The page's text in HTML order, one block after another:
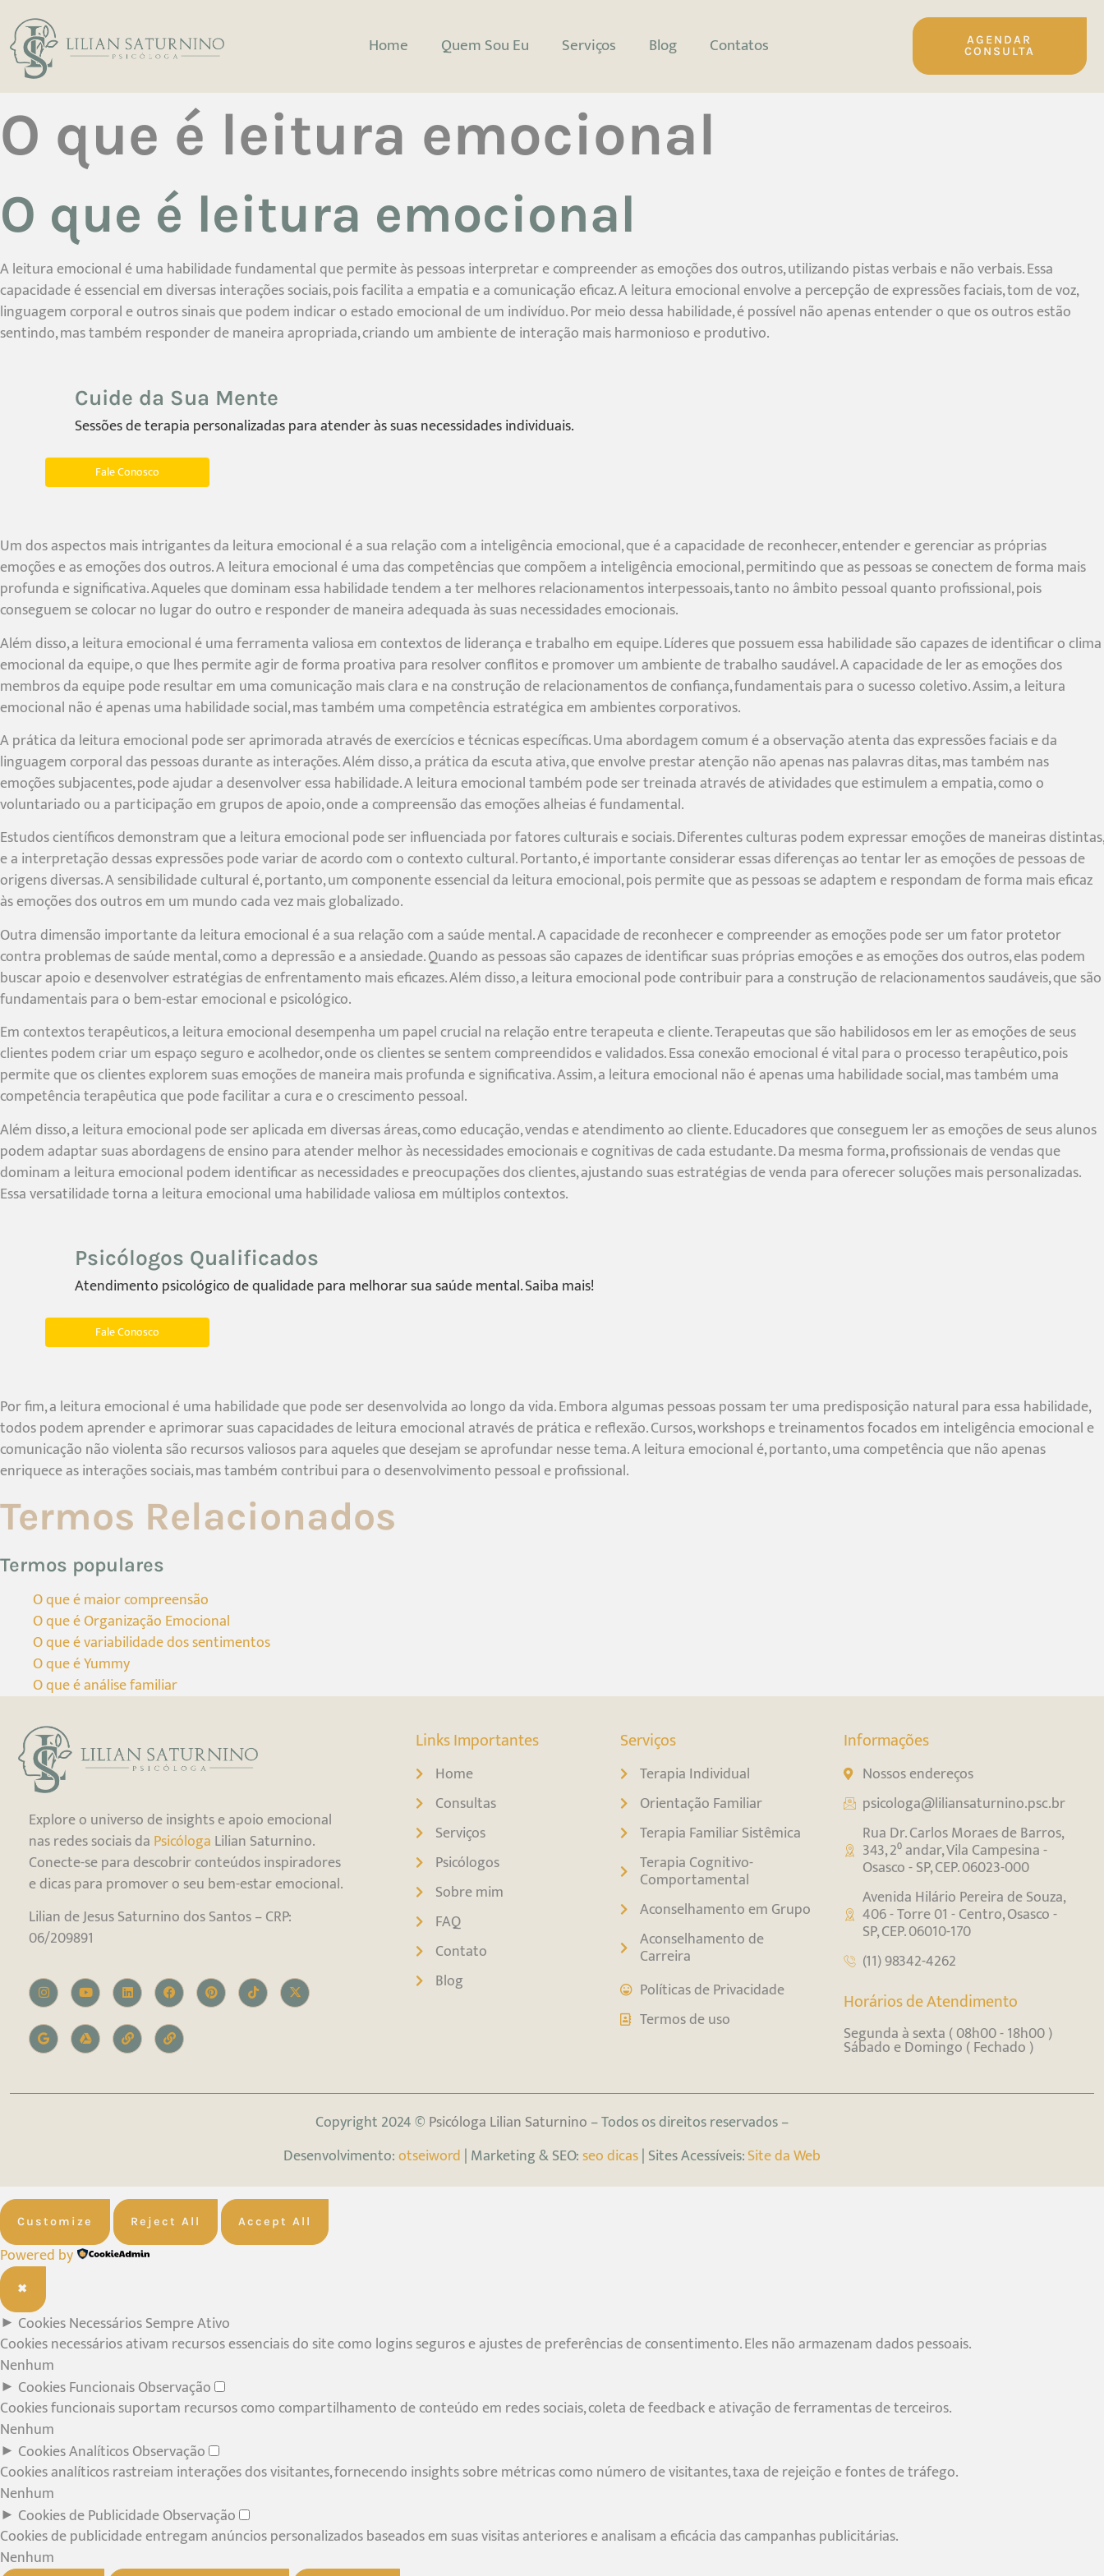
Home Quem Sou Eu Serviços Blog Contatos
AGENDAR
CONSULTA
O que é leitura emocional
O que é leitura emocional
A leitura emocional é uma habilidade fundamental que permite às pessoas interpretar e compreender as emoções dos outros, utilizando pistas verbais e não verbais. Essa
capacidade é essencial em diversas interações sociais, pois facilita a empatia e a comunicação eficaz. A leitura emocional envolve a percepção de expressões faciais, tom de voz,
linguagem corporal e outros sinais que podem indicar o estado emocional de um indivíduo. Por meio dessa habilidade, é possível não apenas entender o que os outros estão
sentindo, mas também responder de maneira apropriada, criando um ambiente de interação mais harmonioso e produtivo.
Cuide da Sua Mente
Sessões de terapia personalizadas para atender às suas necessidades individuais.
Fale Conosco
Um dos aspectos mais intrigantes da leitura emocional é a sua relação com a inteligência emocional, que é a capacidade de reconhecer, entender e gerenciar as próprias
emoções e as emoções dos outros. A leitura emocional é uma das competências que compõem a inteligência emocional, permitindo que as pessoas se conectem de forma mais
profunda e significativa. Aqueles que dominam essa habilidade tendem a ter melhores relacionamentos interpessoais, tanto no âmbito pessoal quanto profissional, pois
conseguem se colocar no lugar do outro e responder de maneira adequada às suas necessidades emocionais.
Além disso, a leitura emocional é uma ferramenta valiosa em contextos de liderança e trabalho em equipe. Líderes que possuem essa habilidade são capazes de identificar o clima
emocional da equipe, o que lhes permite agir de forma proativa para resolver conflitos e promover um ambiente de trabalho saudável. A capacidade de ler as emoções dos
membros da equipe pode resultar em uma comunicação mais clara e na construção de relacionamentos de confiança, fundamentais para o sucesso coletivo. Assim, a leitura
emocional não é apenas uma habilidade social, mas também uma competência estratégica em ambientes corporativos.
A prática da leitura emocional pode ser aprimorada através de exercícios e técnicas específicas. Uma abordagem comum é a observação atenta das expressões faciais e da
linguagem corporal das pessoas durante as interações. Além disso, a prática da escuta ativa, que envolve prestar atenção não apenas nas palavras ditas, mas também nas
emoções subjacentes, pode ajudar a desenvolver essa habilidade. A leitura emocional também pode ser treinada através de atividades que estimulem a empatia, como o
voluntariado ou a participação em grupos de apoio, onde a compreensão das emoções alheias é fundamental.
Estudos científicos demonstram que a leitura emocional pode ser influenciada por fatores culturais e sociais. Diferentes culturas podem expressar emoções de maneiras distintas,
e a interpretação dessas expressões pode variar de acordo com o contexto cultural. Portanto, é importante considerar essas diferenças ao tentar ler as emoções de pessoas de
origens diversas. A sensibilidade cultural é, portanto, um componente essencial da leitura emocional, pois permite que as pessoas se adaptem e respondam de forma mais eficaz
às emoções dos outros em um mundo cada vez mais globalizado.
Outra dimensão importante da leitura emocional é a sua relação com a saúde mental. A capacidade de reconhecer e compreender as emoções pode ser um fator protetor
contra problemas de saúde mental, como a depressão e a ansiedade. Quando as pessoas são capazes de identificar suas próprias emoções e as emoções dos outros, elas podem
buscar apoio e desenvolver estratégias de enfrentamento mais eficazes. Além disso, a leitura emocional pode contribuir para a construção de relacionamentos saudáveis, que são
fundamentais para o bem-estar emocional e psicológico.
Em contextos terapêuticos, a leitura emocional desempenha um papel crucial na relação entre terapeuta e cliente. Terapeutas que são habilidosos em ler as emoções de seus
clientes podem criar um espaço seguro e acolhedor, onde os clientes se sentem compreendidos e validados. Essa conexão emocional é vital para o processo terapêutico, pois
permite que os clientes explorem suas emoções de maneira mais profunda e significativa. Assim, a leitura emocional não é apenas uma habilidade social, mas também uma
competência terapêutica que pode facilitar a cura e o crescimento pessoal.
Além disso, a leitura emocional pode ser aplicada em diversas áreas, como educação, vendas e atendimento ao cliente. Educadores que conseguem ler as emoções de seus alunos
podem adaptar suas abordagens de ensino para atender melhor às necessidades emocionais e cognitivas de cada estudante. Da mesma forma, profissionais de vendas que
dominam a leitura emocional podem identificar as necessidades e preocupações dos clientes, ajustando suas estratégias de venda para oferecer soluções mais personalizadas.
Essa versatilidade torna a leitura emocional uma habilidade valiosa em múltiplos contextos.
Psicólogos Qualificados
Atendimento psicológico de qualidade para melhorar sua saúde mental. Saiba mais!
Fale Conosco
Por fim, a leitura emocional é uma habilidade que pode ser desenvolvida ao longo da vida. Embora algumas pessoas possam ter uma predisposição natural para essa habilidade,
todos podem aprender e aprimorar suas capacidades de leitura emocional através de prática e reflexão. Cursos, workshops e treinamentos focados em inteligência emocional e
comunicação não violenta são recursos valiosos para aqueles que desejam se aprofundar nesse tema. A leitura emocional é, portanto, uma competência que não apenas
enriquece as interações sociais, mas também contribui para o desenvolvimento pessoal e profissional.
Termos Relacionados
Termos populares
O que é maior compreensão
O que é Organização Emocional
O que é variabilidade dos sentimentos
O que é Yummy
O que é análise familiar
Explore o universo de insights e apoio emocional
nas redes sociais da Psicóloga Lilian Saturnino.
Conecte-se para descobrir conteúdos inspiradores
e dicas para promover o seu bem-estar emocional.
Lilian de Jesus Saturnino dos Santos – CRP:
06/209891
Links Importantes
Home
Consultas
Serviços
Psicólogos
Sobre mim
FAQ
Contato
Blog
Serviços
Terapia Individual
Orientação Familiar
Terapia Familiar Sistêmica
Terapia Cognitivo-
Comportamental
Aconselhamento em Grupo
Aconselhamento de
Carreira
Políticas de Privacidade
Termos de uso
Informações
Nossos endereços
psicologa@liliansaturnino.psc.br
Rua Dr. Carlos Moraes de Barros,
343, 2⁰ andar, Vila Campesina -
Osasco - SP, CEP. 06023-000
Avenida Hilário Pereira de Souza,
406 - Torre 01 - Centro, Osasco -
SP, CEP. 06010-170
(11) 98342-4262
Horários de Atendimento
Segunda à sexta ( 08h00 - 18h00 )
Sábado e Domingo ( Fechado )
Copyright 2024 © Psicóloga Lilian Saturnino – Todos os direitos reservados –
Desenvolvimento:otseiword | Marketing & SEO:seo dicas| Sites Acessíveis:Site da Web
Customize Reject All Accept All
Powered by
✖
► Cookies NecessáriosSempre Ativo
Cookies necessários ativam recursos essenciais do site como logins seguros e ajustes de preferências de consentimento. Eles não armazenam dados pessoais.
Nenhum
► Cookies FuncionaisObservação
Cookies funcionais suportam recursos como compartilhamento de conteúdo em redes sociais, coleta de feedback e ativação de ferramentas de terceiros.
Nenhum
► Cookies AnalíticosObservação
Cookies analíticos rastreiam interações dos visitantes, fornecendo insights sobre métricas como número de visitantes, taxa de rejeição e fontes de tráfego.
Nenhum
► Cookies de PublicidadeObservação
Cookies de publicidade entregam anúncios personalizados baseados em suas visitas anteriores e analisam a eficácia das campanhas publicitárias.
Nenhum